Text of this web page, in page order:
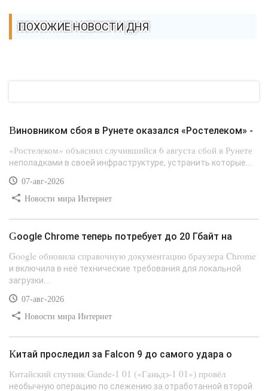
ПОХОЖИЕ НОВОСТИ ДНЯ
Виновником сбоя в Рунете оказался «Ростелеком» -
«Ростелеком» объяснил случившийся 6 августа сбой в Рунете
неполадками в своей инфраструктуре, устранить которые...
07-авг-2026
Новости мира Интернет
Google Chrome теперь потребует до 20 Гбайт на
Google обновила справочную документацию браузера Chrome
и включила в неё технические требования для локальной
загрузки...
07-авг-2026
Новости мира Интернет
Китай проследил за Falcon 9 до самого удара о
Китайский спутник Gande-1 01 («Ганьдэ-1 01») провёл
необычную операцию по слежению за отработанной второй